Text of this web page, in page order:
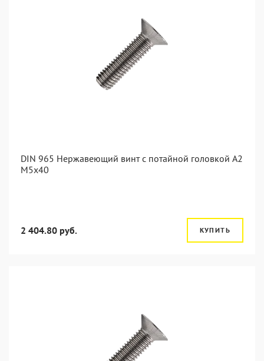
DIN 965 Нержавеющий винт с потайной головкой А2
М5x40
2 404.80 руб. КУПИТЬ